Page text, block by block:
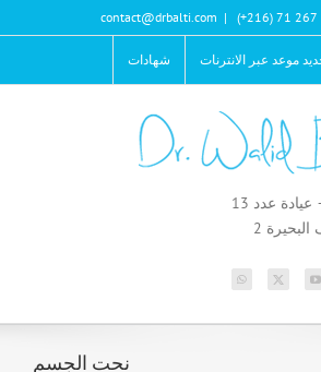
|
contact@drbalti.com
موعد عبر الانترنات شهادات
عدد 13
2
نحت الجسم